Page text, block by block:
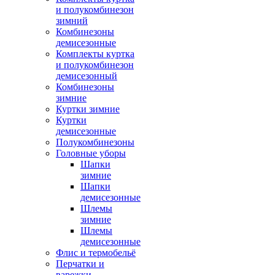
и полукомбинезон
зимний
Комбинезоны
демисезонные
Комплекты куртка
и полукомбинезон
демисезонный
Комбинезоны
зимние
Куртки зимние
Куртки
демисезонные
Полукомбинезоны
Головные уборы
Шапки
зимние
Шапки
демисезонные
Шлемы
зимние
Шлемы
демисезонные
Флис и термобельё
Перчатки и